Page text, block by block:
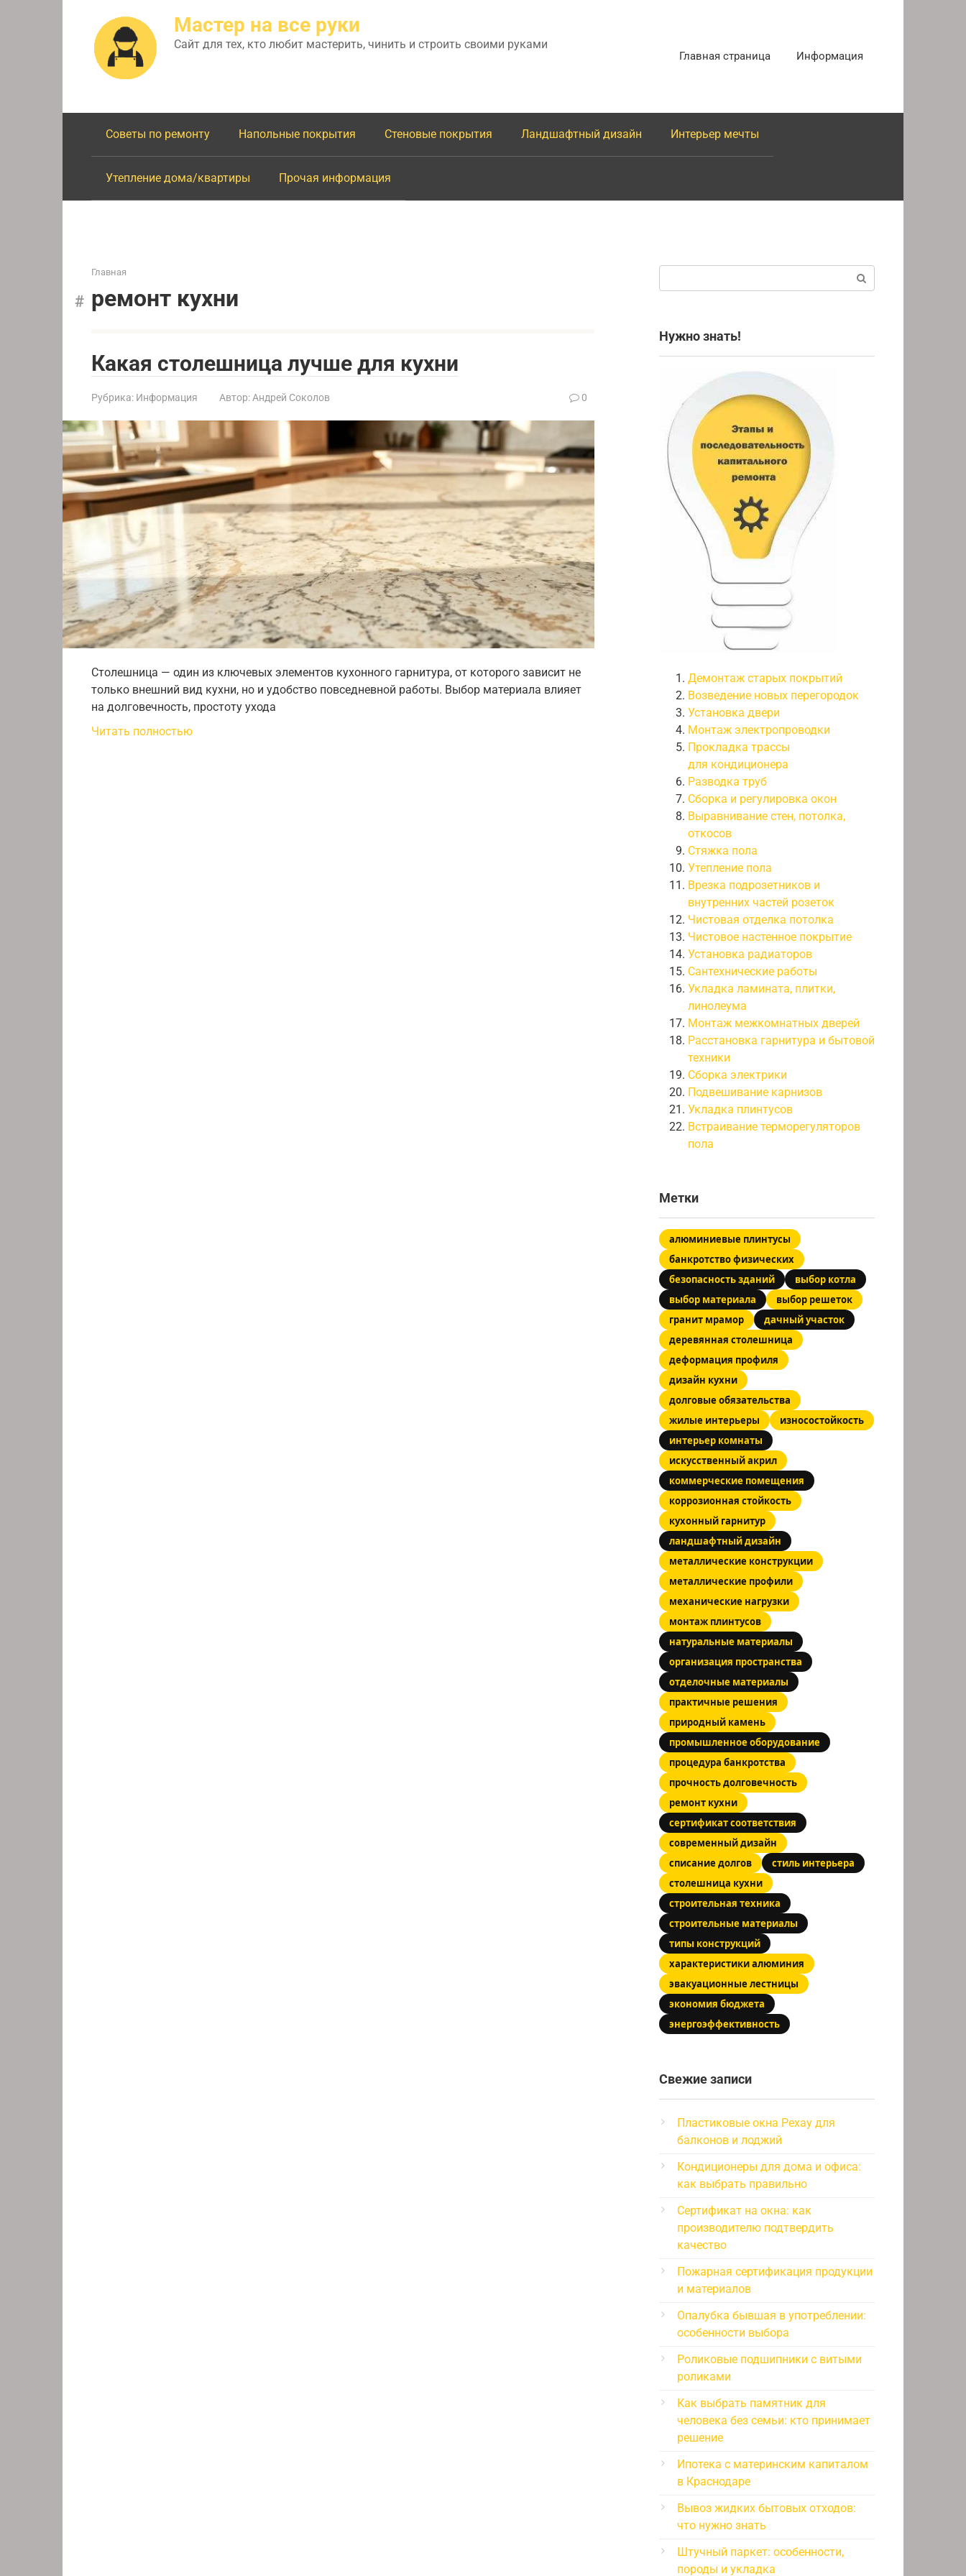
Мастер на все руки
Сайт для тех, кто любит мастерить, чинить и строить своими руками
Главная страница Информация
Советы по ремонту Напольные покрытия Стеновые покрытия Ландшафтный дизайн Интерьер мечты
Утепление дома/квартиры Прочая информация
Главная
ремонт кухни
Какая столешница лучше для кухни
Рубрика: Информация Автор: Андрей Соколов 0
Столешница — один из ключевых элементов кухонного гарнитура, от которого зависит не
только внешний вид кухни, но и удобство повседневной работы. Выбор материала влияет
на долговечность, простоту ухода
Читать полностью
Нужно знать!
Демонтаж старых покрытий
Возведение новых перегородок
Установка двери
Монтаж электропроводки
Прокладка трассы
для кондиционера
Разводка труб
Сборка и регулировка окон
Выравнивание стен, потолка,
откосов
Стяжка пола
Утепление пола
Врезка подрозетников и
внутренних частей розеток
Чистовая отделка потолка
Чистовое настенное покрытие
Установка радиаторов
Сантехнические работы
Укладка ламината, плитки,
линолеума
Монтаж межкомнатных дверей
Расстановка гарнитура и бытовой
техники
Сборка электрики
Подвешивание карнизов
Укладка плинтусов
Встраивание терморегуляторов
пола
Метки
алюминиевые плинтусы
банкротство физических
безопасность зданий
выбор котла
выбор материала
выбор решеток
гранит мрамор
дачный участок
деревянная столешница
деформация профиля
дизайн кухни
долговые обязательства
жилые интерьеры
износостойкость
интерьер комнаты
искусственный акрил
коммерческие помещения
коррозионная стойкость
кухонный гарнитур
ландшафтный дизайн
металлические конструкции
металлические профили
механические нагрузки
монтаж плинтусов
натуральные материалы
организация пространства
отделочные материалы
практичные решения
природный камень
промышленное оборудование
процедура банкротства
прочность долговечность
ремонт кухни
сертификат соответствия
современный дизайн
списание долгов
стиль интерьера
столешница кухни
строительная техника
строительные материалы
типы конструкций
характеристики алюминия
эвакуационные лестницы
экономия бюджета
энергоэффективность
Свежие записи
Пластиковые окна Рехау для
балконов и лоджий
Кондиционеры для дома и офиса:
как выбрать правильно
Сертификат на окна: как
производителю подтвердить
качество
Пожарная сертификация продукции
и материалов
Опалубка бывшая в употреблении:
особенности выбора
Роликовые подшипники с витыми
роликами
Как выбрать памятник для
человека без семьи: кто принимает
решение
Ипотека с материнским капиталом
в Краснодаре
Вывоз жидких бытовых отходов:
что нужно знать
Штучный паркет: особенности,
породы и укладка